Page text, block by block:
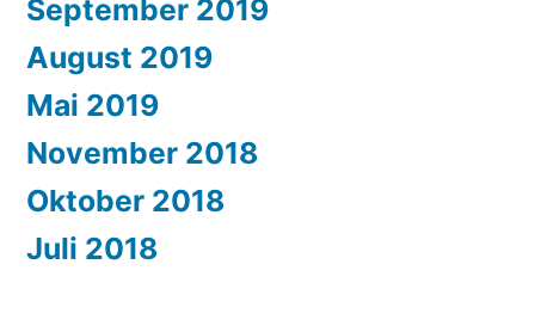
September 2019
August 2019
Mai 2019
November 2018
Oktober 2018
Juli 2018